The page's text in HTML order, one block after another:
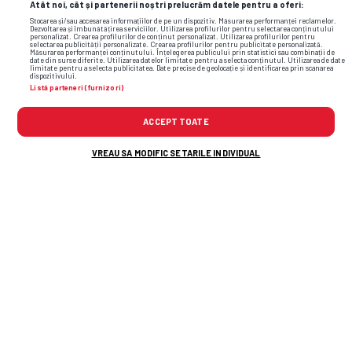
Atât noi, cât și partenerii noștri prelucrăm datele pentru a oferi:
Stocarea și/sau accesarea informațiilor de pe un dispozitiv. Măsurarea performanței reclamelor.
Dezvoltarea și îmbunătățirea serviciilor. Utilizarea profilurilor pentru selectarea conținutului
personalizat. Crearea profilurilor de conținut personalizat. Utilizarea profilurilor pentru
selectarea publicității personalizate. Crearea profilurilor pentru publicitate personalizată.
Măsurarea performanței conținutului. Înțelegerea publicului prin statistici sau combinații de
date din surse diferite. Utilizarea datelor limitate pentru a selecta conținutul. Utilizarea de date
limitate pentru a selecta publicitatea. Date precise de geolocație și identificarea prin scanarea
dispozitivului.
Listă parteneri (furnizori)
ACCEPT TOATE
VREAU SA MODIFIC SETARILE INDIVIDUAL